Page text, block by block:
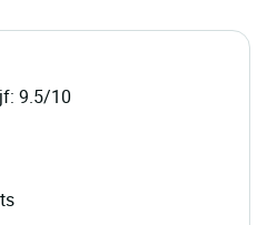
9.5/10